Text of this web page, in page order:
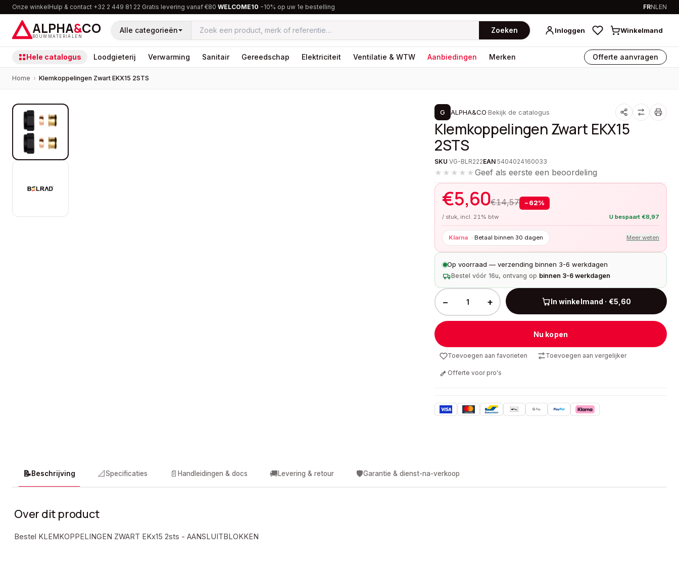
Onze winkelHulp & contact·+32 2 449 81 22·Gratis levering vanaf €80·WELCOME10 −10% op uw 1e bestelling FRNLEN
ALPHA&CO
BOUWMATERIALEN
Alle categorieën Zoeken Inloggen Winkelmand
Hele catalogus Loodgieterij Verwarming Sanitair Gereedschap Elektriciteit Ventilatie & WTW Aanbiedingen Merken Offerte aanvragen
Home › Klemkoppelingen Zwart EKX15 2STS
G ALPHA&CO·Bekijk de catalogus
Klemkoppelingen Zwart EKX15
2STS
SKU VG-BLR222EAN 5404024160033
★★★★★Geef als eerste een beoordeling
€5,60€14,57 − 62%
/ stuk, incl. 21% btw U bespaart €8,97
Klarna · Betaal binnen 30 dagen Meer weten
Op voorraad — verzending binnen 3-6 werkdagen
Bestel vóór 16u, ontvang op binnen 3-6 werkdagen
− + In winkelmand · €5,60
Nu kopen
Toevoegen aan favorieten Toevoegen aan vergelijker
Offerte voor pro's
📝Beschrijving 📐Specificaties 📄 Handleidingen & docs 🚚Levering & retour 🛡️Garantie & dienst-na-verkoop
Over dit product
Bestel KLEMKOPPELINGEN ZWART EKx15 2sts - AANSLUITBLOKKEN